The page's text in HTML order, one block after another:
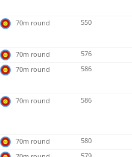
70m round 550
70m round
576
70m round 586
70m round 586
70m round
580